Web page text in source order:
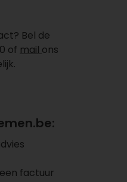
Bel de
of mail ons
factuur